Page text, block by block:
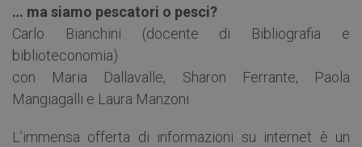
… ma siamo pescatori o pesci?
Carlo Bianchini (docente di Bibliografia e
biblioteconomia)
con Maria Dallavalle, Sharon Ferrante, Paola
Mangiagalli e Laura Manzoni
L’immensa offerta di informazioni su internet è un